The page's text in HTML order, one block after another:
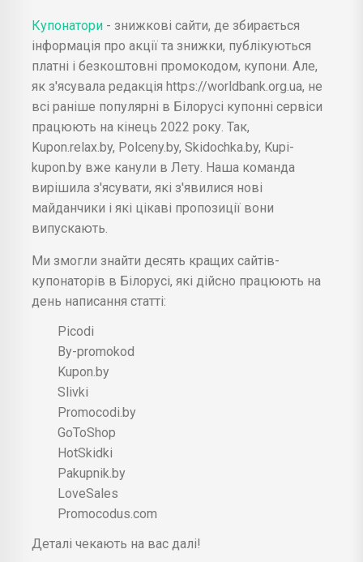
Купонатори - знижкові сайти, де збирається
інформація про акції та знижки, публікуються
платні і безкоштовні промокодом, купони. Але,
як з'ясувала редакція https://worldbank.org.ua, не
всі раніше популярні в Білорусі купонні сервіси
працюють на кінець 2022 року. Так,
Kupon.relax.by, Polceny.by, Skidochka.by, Kupi-
kupon.by вже канули в Лету. Наша команда
вирішила з'ясувати, які з'явилися нові
майданчики і які цікаві пропозиції вони
випускають.
Ми змогли знайти десять кращих сайтів-
купонаторів в Білорусі, які дійсно працюють на
день написання статті:
Picodi
By-promokod
Kupon.by
Slivki
Promocodi.by
GoToShop
HotSkidki
Pakupnik.by
LoveSales
Promocodus.com
Деталі чекають на вас далі!